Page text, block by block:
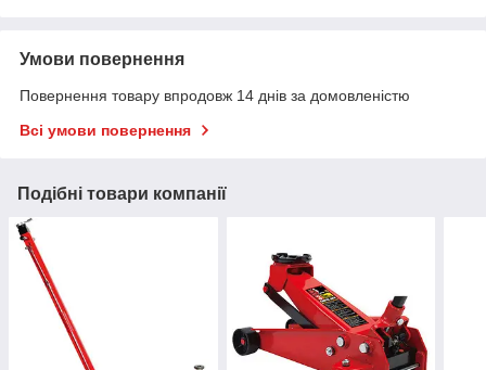
Умови повернення
Повернення товару впродовж 14 днів за домовленістю
Всі умови повернення
Подібні товари компанії